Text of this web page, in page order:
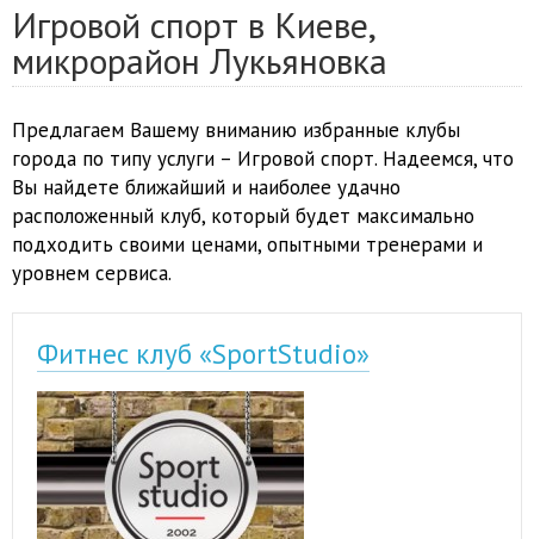
Игровой спорт в Киеве,
микрорайон Лукьяновка
Предлагаем Вашему вниманию избранные клубы
города по типу услуги – Игровой спорт. Надеемся, что
Вы найдете ближайший и наиболее удачно
расположенный клуб, который будет максимально
подходить своими ценами, опытными тренерами и
уровнем сервиса.
Фитнес клуб «SportStudio»